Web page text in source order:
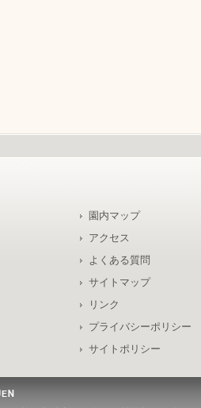
園内マップ
アクセス
よくある質問
サイトマップ
リンク
プライバシーポリシー
サイトポリシー